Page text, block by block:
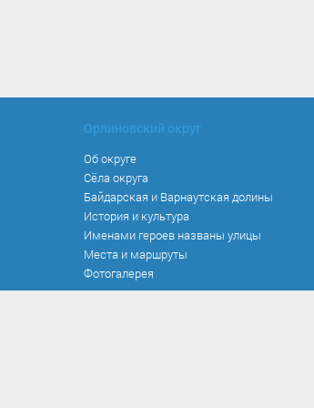
Орлиновский округ
Об округе
Сёла округа
Байдарская и Варнаутская долины
История и культура
Именами героев названы улицы
Места и маршруты
Фотогалерея